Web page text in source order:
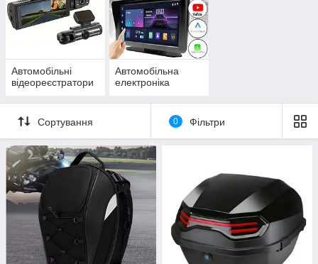
Автомобільні
відеореєстратори
Автомобільна
електроніка
Сортування 0 Фільтри